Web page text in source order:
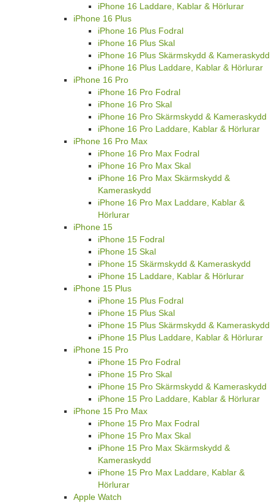
iPhone 16 Laddare, Kablar & Hörlurar
iPhone 16 Plus
iPhone 16 Plus Fodral
iPhone 16 Plus Skal
iPhone 16 Plus Skärmskydd & Kameraskydd
iPhone 16 Plus Laddare, Kablar & Hörlurar
iPhone 16 Pro
iPhone 16 Pro Fodral
iPhone 16 Pro Skal
iPhone 16 Pro Skärmskydd & Kameraskydd
iPhone 16 Pro Laddare, Kablar & Hörlurar
iPhone 16 Pro Max
iPhone 16 Pro Max Fodral
iPhone 16 Pro Max Skal
iPhone 16 Pro Max Skärmskydd &
Kameraskydd
iPhone 16 Pro Max Laddare, Kablar &
Hörlurar
iPhone 15
iPhone 15 Fodral
iPhone 15 Skal
iPhone 15 Skärmskydd & Kameraskydd
iPhone 15 Laddare, Kablar & Hörlurar
iPhone 15 Plus
iPhone 15 Plus Fodral
iPhone 15 Plus Skal
iPhone 15 Plus Skärmskydd & Kameraskydd
iPhone 15 Plus Laddare, Kablar & Hörlurar
iPhone 15 Pro
iPhone 15 Pro Fodral
iPhone 15 Pro Skal
iPhone 15 Pro Skärmskydd & Kameraskydd
iPhone 15 Pro Laddare, Kablar & Hörlurar
iPhone 15 Pro Max
iPhone 15 Pro Max Fodral
iPhone 15 Pro Max Skal
iPhone 15 Pro Max Skärmskydd &
Kameraskydd
iPhone 15 Pro Max Laddare, Kablar &
Hörlurar
Apple Watch